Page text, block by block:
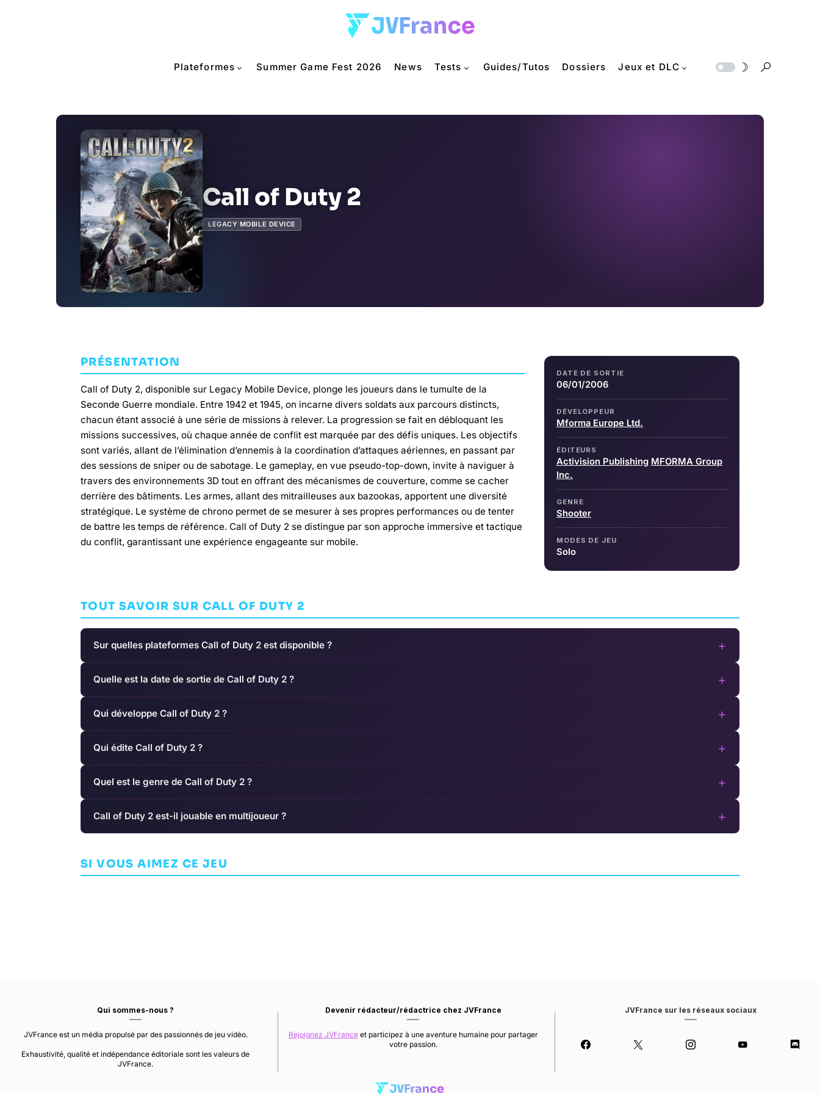
Plateformes Summer Game Fest 2026 News Tests Guides/Tutos Dossiers Jeux et DLC
Call of Duty 2
LEGACY MOBILE DEVICE
PRÉSENTATION
Call of Duty 2, disponible sur Legacy Mobile Device, plonge les joueurs dans le tumulte de la
Seconde Guerre mondiale. Entre 1942 et 1945, on incarne divers soldats aux parcours distincts,
chacun étant associé à une série de missions à relever. La progression se fait en débloquant les
missions successives, où chaque année de conflit est marquée par des défis uniques. Les objectifs
sont variés, allant de l’élimination d’ennemis à la coordination d’attaques aériennes, en passant par
des sessions de sniper ou de sabotage. Le gameplay, en vue pseudo-top-down, invite à naviguer à
travers des environnements 3D tout en offrant des mécanismes de couverture, comme se cacher
derrière des bâtiments. Les armes, allant des mitrailleuses aux bazookas, apportent une diversité
stratégique. Le système de chrono permet de se mesurer à ses propres performances ou de tenter
de battre les temps de référence. Call of Duty 2 se distingue par son approche immersive et tactique
du conflit, garantissant une expérience engageante sur mobile.
DATE DE SORTIE
06/01/2006
DÉVELOPPEUR
Mforma Europe Ltd.
ÉDITEURS
Activision Publishing MFORMA Group
Inc.
GENRE
Shooter
MODES DE JEU
Solo
TOUT SAVOIR SUR CALL OF DUTY 2
Sur quelles plateformes Call of Duty 2 est disponible ? +
Quelle est la date de sortie de Call of Duty 2 ? +
Qui développe Call of Duty 2 ? +
Qui édite Call of Duty 2 ? +
Quel est le genre de Call of Duty 2 ? +
Call of Duty 2 est-il jouable en multijoueur ? +
SI VOUS AIMEZ CE JEU
INDÉPENDANT
Siren
Qui sommes-nous ?
JVFrance est un média propulsé par des passionnés de jeu vidéo.
Exhaustivité, qualité et indépendance éditoriale sont les valeurs de
JVFrance.
Devenir rédacteur/rédactrice chez JVFrance
Rejoignez JVFranceet participez à une aventure humaine pour partager
votre passion.
JVFrance sur les réseaux sociaux